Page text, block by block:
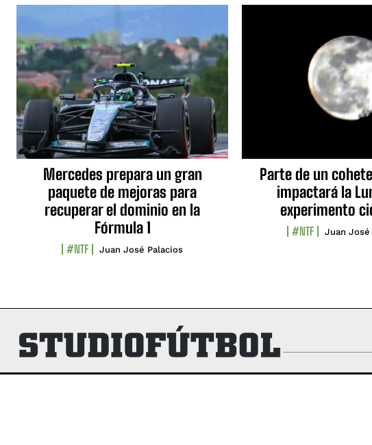
Mercedes prepara un gran
paquete de mejoras para
recuperar el dominio en la
Fórmula 1
#NTF Juan José Palacios
Parte de un
impactará la
experimento
#NTF Juan José